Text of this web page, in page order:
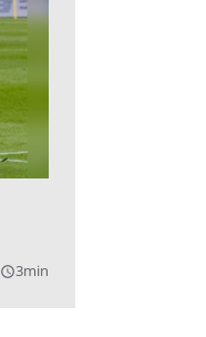
query_builder3min